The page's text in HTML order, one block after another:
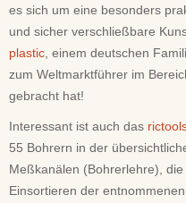
es sich um eine besonders
und sicher verschließbare
plastic , einem deutschen
zum Weltmarktführer im
gebracht hat!
Interessant ist auch das
55 Bohrern in der
Meßkanälen (Bohrerlehre),
Einsortieren der